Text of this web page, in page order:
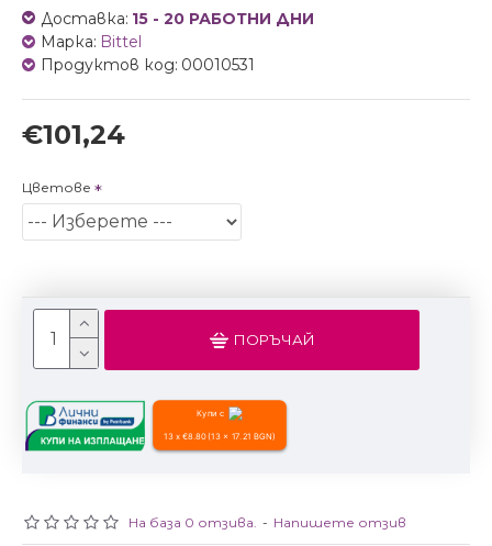
На база 0 отзива. - Напишете отзив
€101,24
Доставка: 15 - 20 РАБОТНИ ДНИ
Марка: Bittel
Продуктов код: 00010531
Цветове
ПОРЪЧАЙ
Купи с
13 x €8.80 (13 x 17.21 BGN)